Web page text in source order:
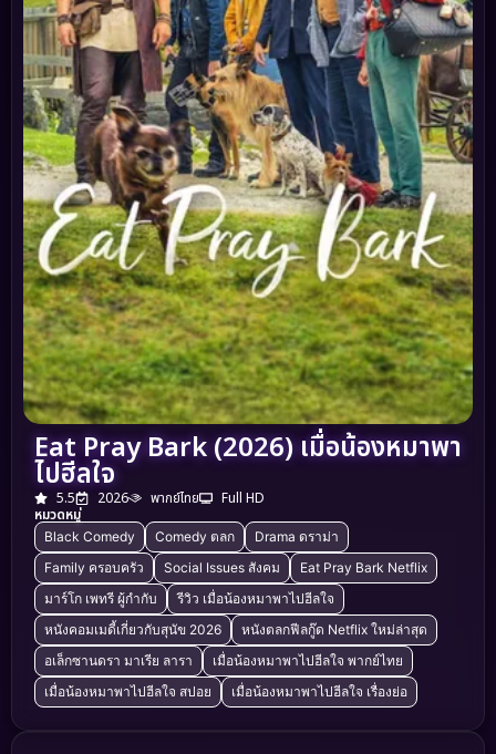
Eat Pray Bark (2026) เมื่อน้องหมาพา
ไปฮีลใจ
5.5 2026 พากย์ไทย
Full HD
หมวดหมู่
Black Comedy Comedy ตลก
Drama ดราม่า
Family ครอบครัว
Social Issues สังคม
Eat Pray Bark Netflix
มาร์โก เพทรี ผู้กำกับ
รีวิว เมื่อน้องหมาพาไปฮีลใจ
หนังคอมเมดี้เกี่ยวกับสุนัข 2026
หนังตลกฟีลกู๊ด Netflix ใหม่ล่าสุด
อเล็กซานดรา มาเรีย ลารา
เมื่อน้องหมาพาไปฮีลใจ พากย์ไทย
เมื่อน้องหมาพาไปฮีลใจ สปอย
เมื่อน้องหมาพาไปฮีลใจ เรื่องย่อ